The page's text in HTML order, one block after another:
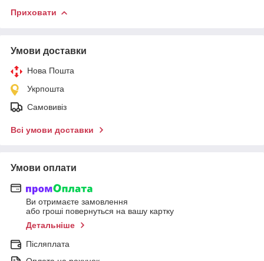
Приховати
Умови доставки
Нова Пошта
Укрпошта
Самовивіз
Всі умови доставки
Умови оплати
Ви отримаєте замовлення
або гроші повернуться на вашу картку
Детальніше
Післяплата